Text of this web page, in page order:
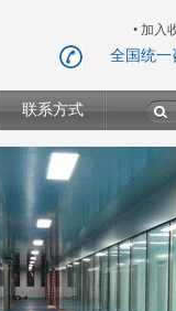
• 加入
全国统一
联系方式